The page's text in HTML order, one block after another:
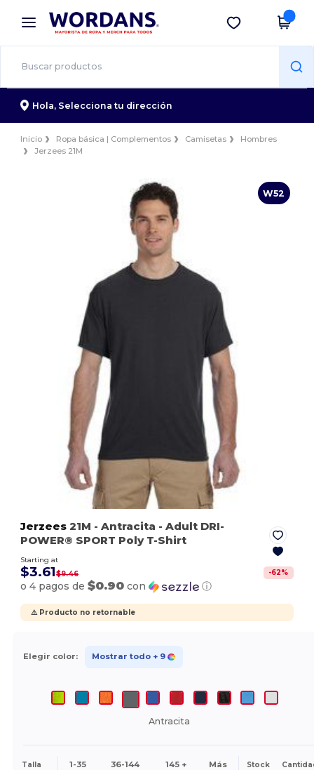
× App de Wordans
¡Mejores precios en app!
Descargar app
Hola, Selecciona tu dirección
Inicio Ropa básica | Complementos Camisetas
Hombres
Jerzees 21M
W52
Jerzees 21M - Antracita - Adult DRI-
POWER® SPORT Poly T-Shirt
Starting at
$3.61$9.46 -62%
o 4 pagos de$0.90 con ⓘ
⚠️ Producto no retornable
Elegir color: Mostrar todo + 9
Antracita
Talla 1-35 36-144 145 + Más Stock